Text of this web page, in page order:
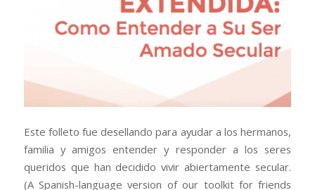
Este folleto fue desellando para ayudar a los hermanos,
familia y amigos entender y responder a los seres
queridos que han decidido vivir abiertamente secular.
(A Spanish-language version of our toolkit for friends